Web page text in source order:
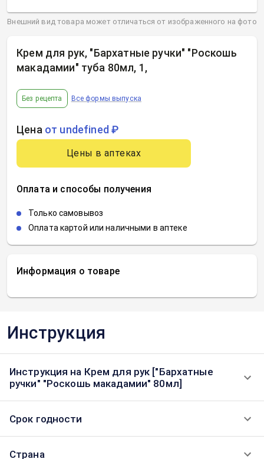
Информация о товаре
Крем для рук, "Бархатные ручки" "Роскошь
макадамии" туба 80мл, 1 ,
Без рецепта Все формы выпуска
Цена от undefined ₽
Цены в аптеках
Оплата и способы получения
Только самовывоз
Оплата картой или наличными в аптеке
Внешний вид товара может отличаться от изображенного на фото
Инструкция
Инструкция на Крем для рук ["Бархатные
ручки" "Роскошь макадамии" 80мл]
Срок годности
Страна